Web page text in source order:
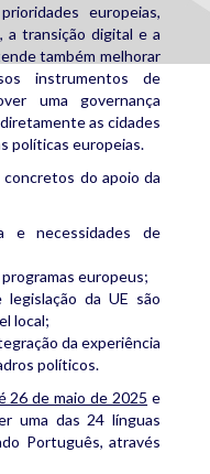
europeias,
a transição digital e a
também melhorar
instrumentos de
uma governança
as cidades
políticas europeias.
do apoio da
e necessidades de
europeus;
da UE são
local;
da experiência
políticos.
26 de maio de 2025 e
uma das 24 línguas
Português, através